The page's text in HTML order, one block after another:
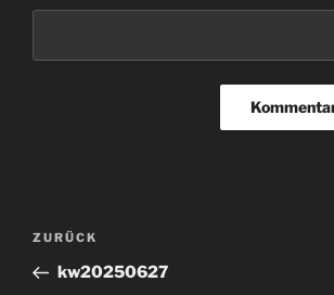
Beitragsnavigation
Vorheriger
Beitrag
ZURÜCK
kw20250627